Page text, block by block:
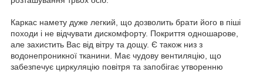
Каркас намету дуже легкий, що дозволить брати його в піші
походи і не відчувати дискомфорту. Покриття одношарове,
але захистить Вас від вітру та дощу. Є також низ з
водонепроникної тканини. Має чудову вентиляцію, що
забезпечує циркуляцію повітря та запобігає утворенню